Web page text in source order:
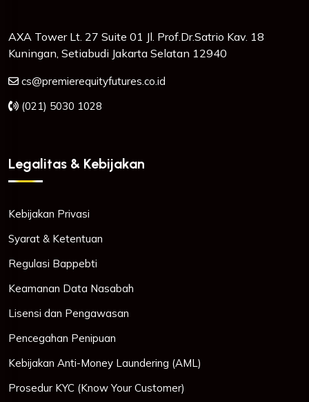
AXA Tower Lt. 27 Suite 01 Jl. Prof.Dr.Satrio Kav. 18
Kuningan, Setiabudi Jakarta Selatan 12940
cs@premierequityfutures.co.id
(021) 5030 1028
Legalitas & Kebijakan
Kebijakan Privasi
Syarat & Ketentuan
Regulasi Bappebti
Keamanan Data Nasabah
Lisensi dan Pengawasan
Pencegahan Penipuan
Kebijakan Anti-Money Laundering (AML)
Prosedur KYC (Know Your Customer)